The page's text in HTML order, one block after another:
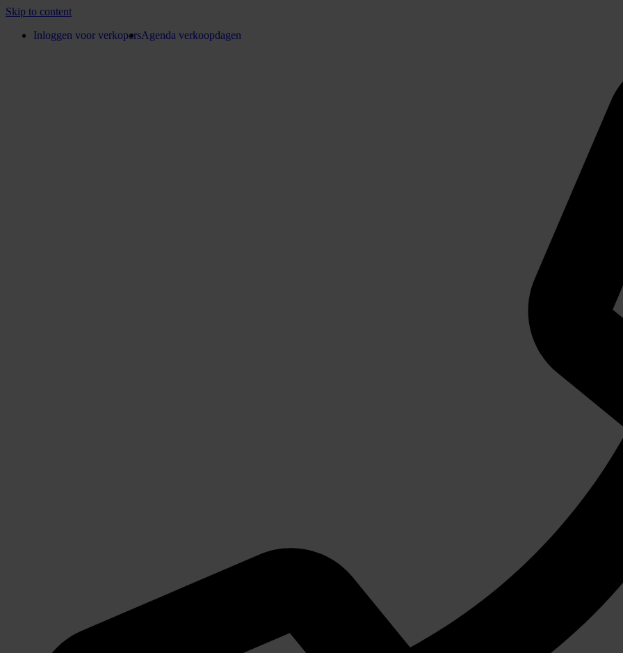
Skip to content
Inloggen voor verkopersAgenda verkoopdagen